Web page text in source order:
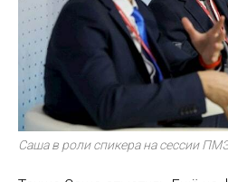
Саша в роли спикера на сессии